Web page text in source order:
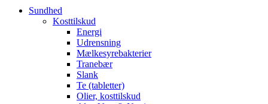
Sundhed
Kosttilskud
Energi
Udrensning
Mælkesyrebakterier
Tranebær
Slank
Te (tabletter)
Olier, kosttilskud